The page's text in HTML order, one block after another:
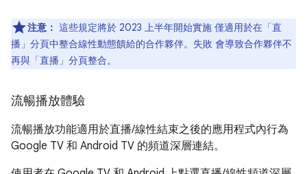
注意： 這些規定將於 2023 上半年開始實施 僅適用於在「直
播」分頁中整合線性動態饋給的合作夥伴。失敗 會導致合作夥伴不
再與「直播」分頁整合。
流暢播放體驗
流暢播放功能適用於直播/線性結束之後的應用程式內行為
Google TV 和 Android TV 的頻道深層連結。